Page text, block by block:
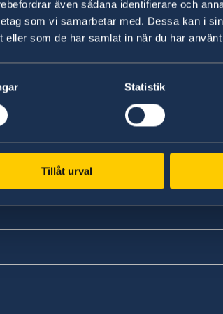
även sådana identifierare och
som vi samarbetar med. Dessa kan i
eller som de har samlat in när du har
Statistik
Tillåt urval